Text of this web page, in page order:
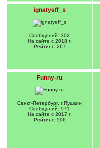
ignatyeff_s
Сообщений: 302
На сайте с 2018 г.
Рейтинг: 267
Funny-ru
Санкт-Петербург, г.Пушкин
Сообщений: 571
На сайте с 2017 г.
Рейтинг: 596